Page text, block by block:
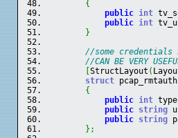
{
public int
public int
}
//some credentials
//CAN BE VERY
StructLayout (
struct pcap_rmtauth
{
public int type
public string
public string
} ;